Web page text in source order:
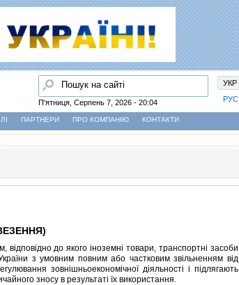
УКР
РУС
Пошук
П'ятниця, Серпень 7, 2026 - 20:04
ПАРТНЕРИ ПРО КОМПАНІЮ КОНТАКТИ
вiдповiдно до якого iноземнi товари, транспортнi засоби
з умовним повним або частковим звiльненням вiд
зовнiшньоекономiчної дiяльностi i пiдлягають
зносу в результатi їх використання.